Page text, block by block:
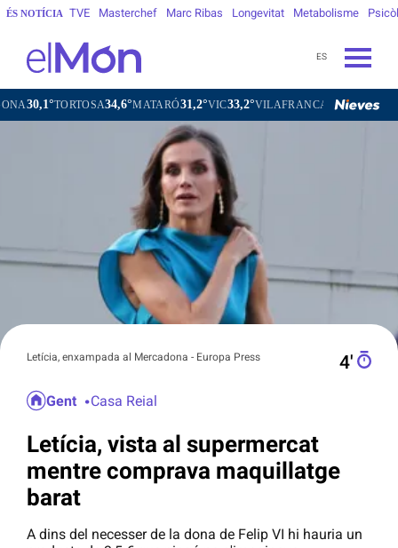
ÉS NOTÍCIA TVE Masterchef Marc Ribas Longevitat Metabolisme
ES
34,6°MATARÓ31,2°VIC33,2°VILAFRANCA DEL PENEDÈS 29,0°
Letícia, enxampada al Mercadona - Europa Press 4′
Gent Casa Reial
Letícia, vista al supermercat
mentre comprava maquillatge
barat
A dins del necesser de la dona de Felip VI hi hauria un